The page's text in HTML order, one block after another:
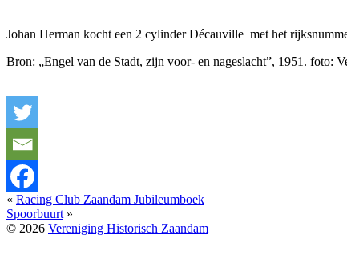
Johan Herman kocht een 2 cylinder Décauville met het
Bron: „Engel van de Stadt, zijn voor- en nageslacht”, 1951. foto:
« Racing Club Zaandam Jubileumboek
Spoorbuurt»
© 2026 Vereniging Historisch Zaandam